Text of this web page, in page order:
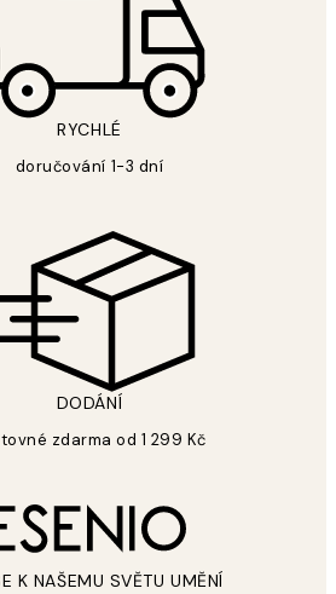
RYCHLÉ
doručování 1-3 dní
DODÁNÍ
zdarma od 1 299 Kč
K NAŠEMU SVĚTU UMĚNÍ